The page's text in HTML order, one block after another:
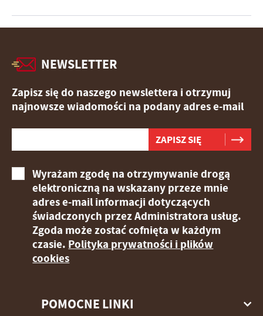
POMOCNE LINKI
NEWSLETTER
Zapisz się do naszego newslettera i otrzymuj
najnowsze wiadomości na podany adres e-mail
Wyrażam zgodę na otrzymywanie drogą
elektroniczną na wskazany przeze mnie
adres e-mail informacji dotyczących
świadczonych przez Administratora usług.
Zgoda może zostać cofnięta w każdym
czasie. Polityka prywatności i plików
cookies